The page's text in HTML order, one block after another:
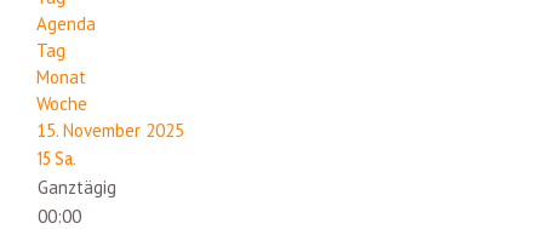
Agenda
Tag
Monat
Woche
15. November 2025
15 Sa.
Ganztägig
00:00